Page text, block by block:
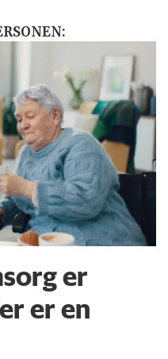
er
er en